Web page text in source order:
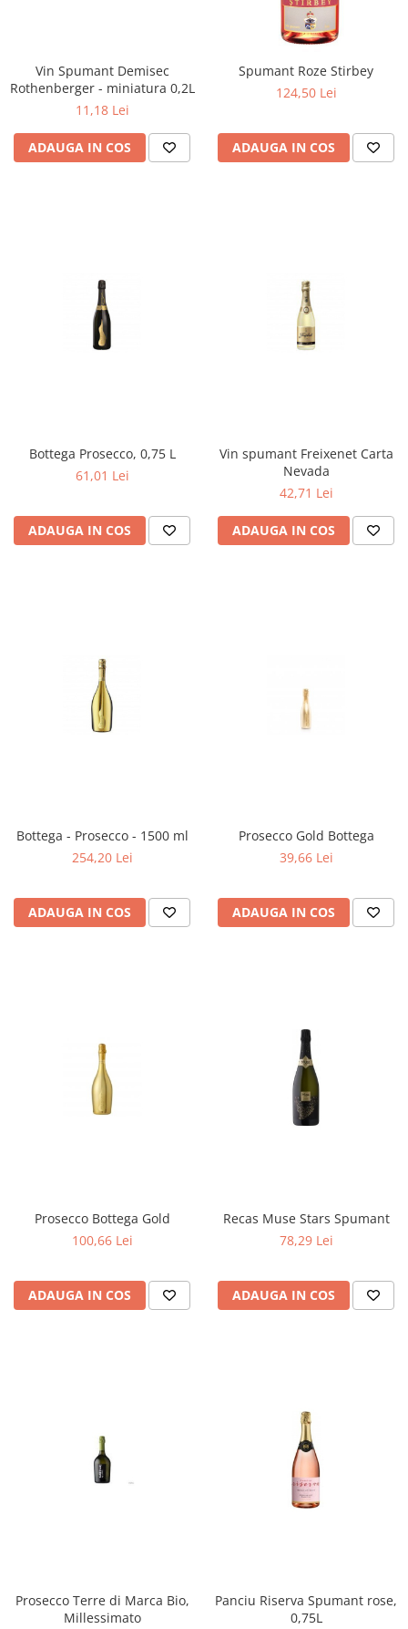
Vin Spumant Demisec
Rothenberger - miniatura 0,2L
11,18 Lei
ADAUGA IN COS
Spumant Roze Stirbey
124,50 Lei
ADAUGA IN COS
Bottega Prosecco, 0,75 L
61,01 Lei
ADAUGA IN COS
Vin spumant Freixenet Carta
Nevada
42,71 Lei
ADAUGA IN COS
Bottega - Prosecco - 1500 ml
254,20 Lei
ADAUGA IN COS
Prosecco Gold Bottega
39,66 Lei
ADAUGA IN COS
Prosecco Bottega Gold
100,66 Lei
ADAUGA IN COS
Recas Muse Stars Spumant
78,29 Lei
ADAUGA IN COS
Prosecco Terre di Marca Bio,
Millessimato
Panciu Riserva Spumant rose,
0,75L